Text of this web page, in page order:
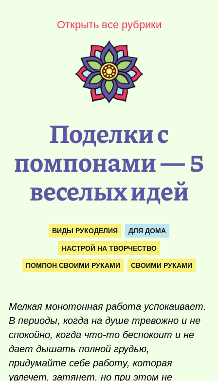
Открыть все рубрики
Поделки с
помпонами — 5
веселых идей
ВИДЫ РУКОДЕЛИЯ ДЛЯ ДОМА
НАСТРОЙ НА ТВОРЧЕСТВО
ПОМПОН СВОИМИ РУКАМИ СВОИМИ РУКАМИ
Мелкая монотонная работа успокаивает.
В периоды, когда на душе тревожно и не
спокойно, когда что-то беспокоит и не
дает дышать полной грудью,
придумайте себе работу, которая
увлечет, затянет, но при этом не